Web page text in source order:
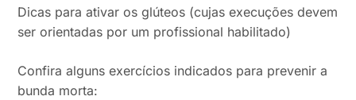
Dicas para ativar os glúteos (cujas execuções devem
ser orientadas por um profissional habilitado)
Confira alguns exercícios indicados para prevenir a
bunda morta: